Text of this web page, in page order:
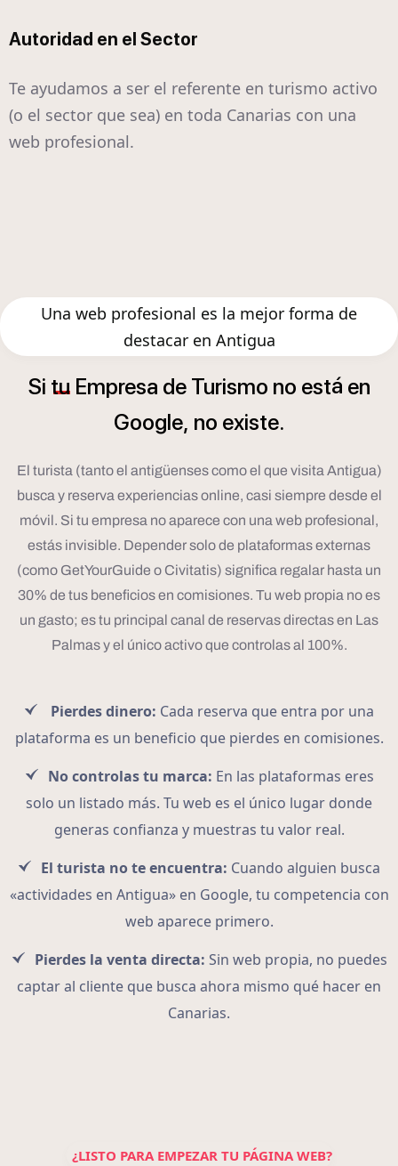
Autoridad en el Sector
Te ayudamos a ser el referente en turismo activo
(o el sector que sea) en toda Canarias con una
web profesional.
Una web profesional es la mejor forma de
destacar en Antigua
Si tu Empresa de Turismo no está en
Google, no existe.
El turista (tanto el antigüenses como el que visita Antigua)
busca y reserva experiencias online, casi siempre desde el
móvil. Si tu empresa no aparece con una web profesional,
estás invisible. Depender solo de plataformas externas
(como GetYourGuide o Civitatis) significa regalar hasta un
30% de tus beneficios en comisiones. Tu web propia no es
un gasto; es tu principal canal de reservas directas en Las
Palmas y el único activo que controlas al 100%.
Pierdes dinero: Cada reserva que entra por una
plataforma es un beneficio que pierdes en comisiones.
No controlas tu marca: En las plataformas eres
solo un listado más. Tu web es el único lugar donde
generas confianza y muestras tu valor real.
El turista no te encuentra: Cuando alguien busca
«actividades en Antigua» en Google, tu competencia con
web aparece primero.
Pierdes la venta directa: Sin web propia, no puedes
captar al cliente que busca ahora mismo qué hacer en
Canarias.
¿LISTO PARA EMPEZAR TU PÁGINA WEB?